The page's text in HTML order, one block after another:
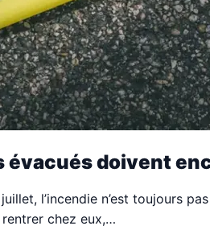
évacués doivent
l’incendie n’est toujours
chez eux,…